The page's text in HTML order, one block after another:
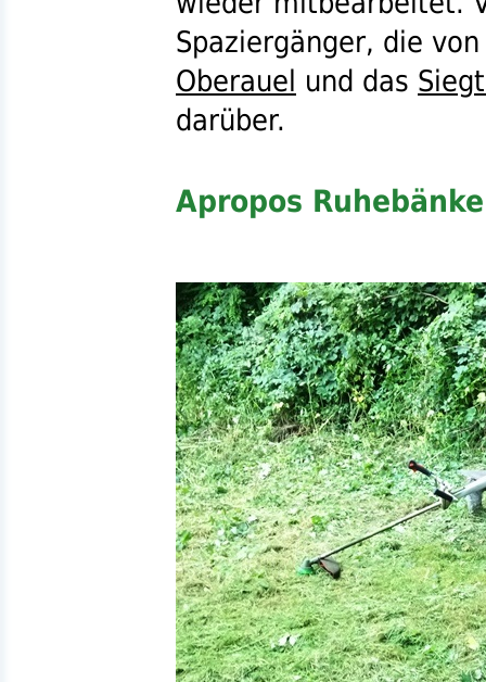
Spaziergänger, die
Oberauel und das
darüber.
Apropos Ruhebänke